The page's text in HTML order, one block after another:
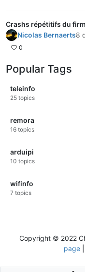
Crashs répétitifs du
Nicolas Bernaerts8
0
Popular Tags
teleinfo
25 topics
remora
16 topics
arduipi
10 topics
wifinfo
7 topics
Copyright © 2022
page